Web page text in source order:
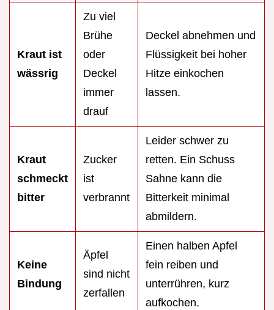
Kraut ist
wässrig
Zu viel
Brühe
oder
Deckel
immer
drauf
Deckel abnehmen und
Flüssigkeit bei hoher
Hitze einkochen
lassen.
Kraut
schmeckt
bitter
Zucker
ist
verbrannt
Leider schwer zu
retten. Ein Schuss
Sahne kann die
Bitterkeit minimal
abmildern.
Keine
Bindung
Äpfel
sind nicht
zerfallen
Einen halben Apfel
fein reiben und
unterrühren, kurz
aufkochen.